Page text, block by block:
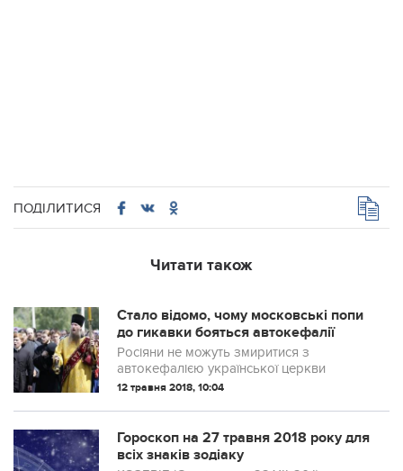
ПОДІЛИТИСЯ
Читати також
Стало відомо, чому московські попи
до гикавки бояться автокефалії
Росіяни не можуть змиритися з
автокефалією української церкви
12 травня 2018, 10:04
Гороскоп на 27 травня 2018 року для
всіх знаків зодіаку